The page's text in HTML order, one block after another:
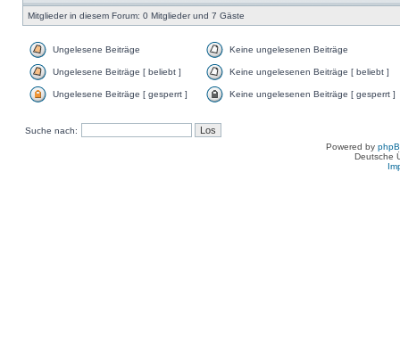
Mitglieder in diesem Forum: 0 Mitglieder und 7 Gäste
Ungelesene Beiträge Keine ungelesenen Beiträge
Ungelesene Beiträge [ beliebt ] Keine ungelesenen Beiträge [ beliebt ]
Ungelesene Beiträge [ gesperrt ] Keine ungelesenen Beiträge [ gesperrt ]
Suche nach:
Powered by
Deutsche